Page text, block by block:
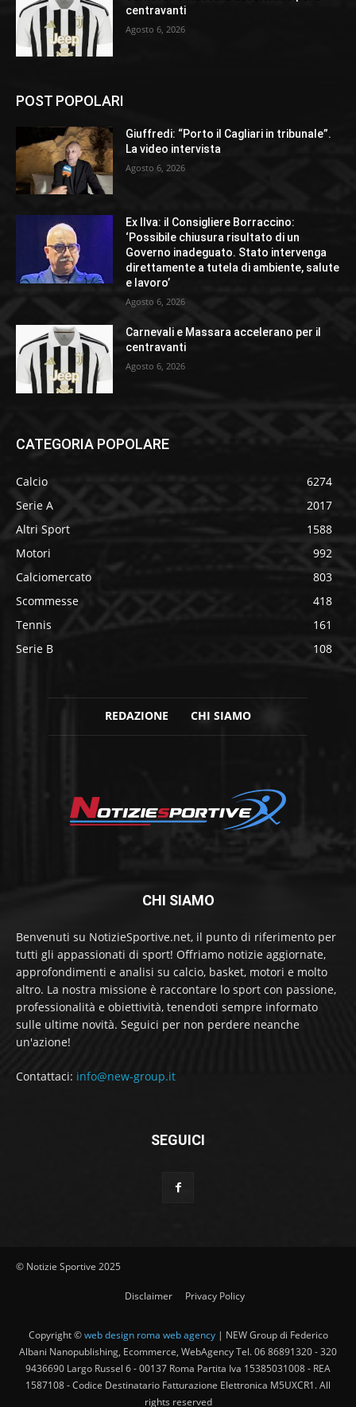
centravanti
Agosto 6, 2026
POST POPOLARI
Giuffredi: “Porto il Cagliari in tribunale”.
La video intervista
Agosto 6, 2026
Ex Ilva: il Consigliere Borraccino:
‘Possibile chiusura risultato di un
Governo inadeguato. Stato intervenga
direttamente a tutela di ambiente, salute
e lavoro’
Agosto 6, 2026
Carnevali e Massara accelerano per il
centravanti
Agosto 6, 2026
CATEGORIA POPOLARE
Calcio
6274
Serie A
2017
Altri Sport
1588
Motori
992
Calciomercato
803
Scommesse
418
Tennis
161
Serie B
108
REDAZIONE CHI SIAMO
CHI SIAMO
Benvenuti su NotizieSportive.net, il punto di riferimento per
tutti gli appassionati di sport! Offriamo notizie aggiornate,
approfondimenti e analisi su calcio, basket, motori e molto
altro. La nostra missione è raccontare lo sport con passione,
professionalità e obiettività, tenendoti sempre informato
sulle ultime novità. Seguici per non perdere neanche
un'azione!
Contattaci: info@new-group.it
SEGUICI
© Notizie Sportive 2025
Disclaimer Privacy Policy
Copyright ©web design roma web agency| NEW Group di Federico
Albani Nanopublishing, Ecommerce, WebAgency Tel. 06 86891320 - 320
9436690 Largo Russel 6 - 00137 Roma Partita Iva 15385031008 - REA
1587108 - Codice Destinatario Fatturazione Elettronica M5UXCR1. All
rights reserved